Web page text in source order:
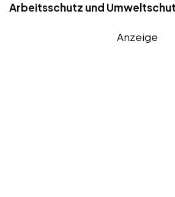
Arbeitsschutz und
Anzeige